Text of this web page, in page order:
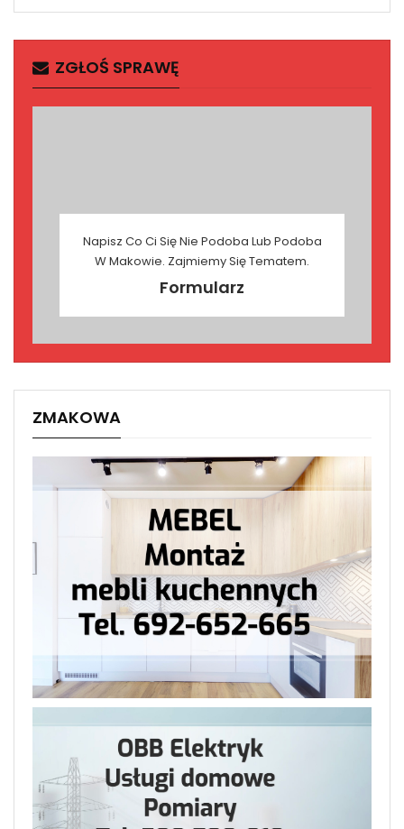
ZGŁOŚ SPRAWĘ
Napisz Co Ci Się Nie Podoba Lub Podoba
W Makowie. Zajmiemy Się Tematem.
Formularz
ZMAKOWA